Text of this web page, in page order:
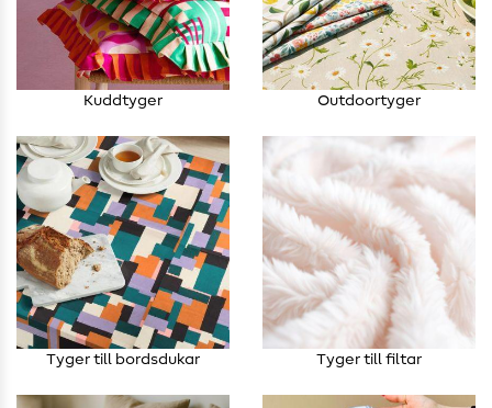
Kuddtyger Outdoortyger
Tyger till bordsdukar Tyger till filtar